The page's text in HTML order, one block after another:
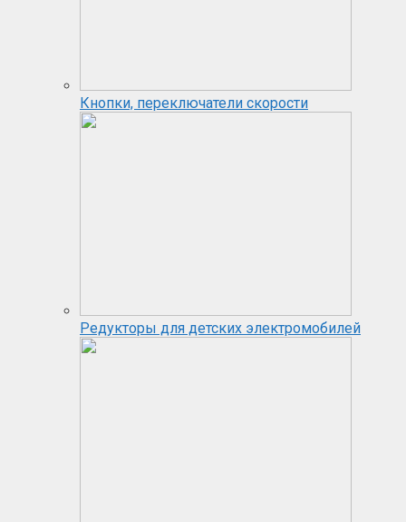
Кнопки, переключатели скорости
Редукторы для детских электромобилей